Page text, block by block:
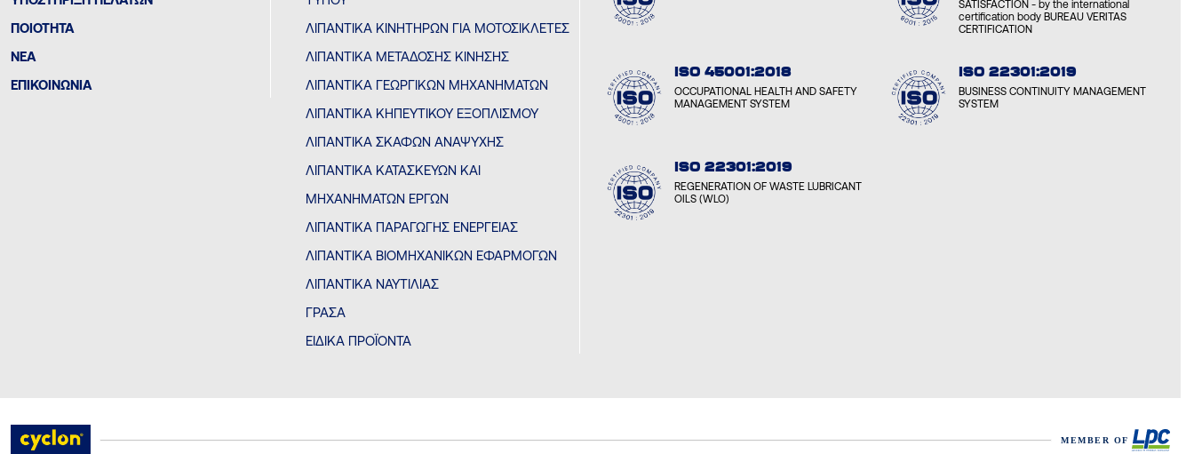
ΠΟΙΟΤΗΤΑ
ΝΕΑ
ΕΠΙΚΟΙΝΩΝΙΑ
ΛΙΠΑΝΤΙΚΆ ΚΙΝΗΤΉΡΩΝ ΓΙΑ ΜΟΤΟΣΙΚΛΈΤΕΣ
ΛΙΠΑΝΤΙΚΆ ΜΕΤΆΔΟΣΗΣ ΚΊΝΗΣΗΣ
ΛΙΠΑΝΤΙΚΆ ΓΕΩΡΓΙΚΏΝ ΜΗΧΑΝΗΜΆΤΩΝ
ΛΙΠΑΝΤΙΚΆ ΚΗΠΕΥΤΙΚΟΎ ΕΞΟΠΛΙΣΜΟΎ
ΛΙΠΑΝΤΙΚΆ ΣΚΑΦΏΝ ΑΝΑΨΥΧΉΣ
ΛΙΠΑΝΤΙΚΆ ΚΑΤΑΣΚΕΥΏΝ ΚΑΙ
ΜΗΧΑΝΗΜΆΤΩΝ ΈΡΓΩΝ
ΛΙΠΑΝΤΙΚΆ ΠΑΡΑΓΩΓΉΣ ΕΝΈΡΓΕΙΑΣ
ΛΙΠΑΝΤΙΚΆ ΒΙΟΜΗΧΑΝΙΚΏΝ ΕΦΑΡΜΟΓΏΝ
ΛΙΠΑΝΤΙΚΆ ΝΑΥΤΙΛΊΑΣ
ΓΡΆΣΑ
ΕΙΔΙΚΆ ΠΡΟΪΌΝΤΑ
SATISFACTION - by the international
certification body BUREAU VERITAS
CERTIFICATION
ISO 45001:2018
OCCUPATIONAL HEALTH AND SAFETY
MANAGEMENT SYSTEM
ISO 22301:2019
BUSINESS CONTINUITY MANAGEMENT
SYSTEM
ISO 22301:2019
REGENERATION OF WASTE LUBRICANT
OILS (WLO)